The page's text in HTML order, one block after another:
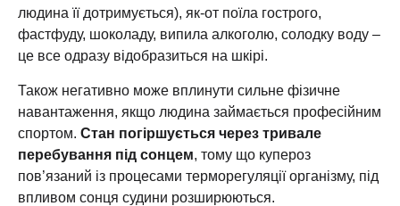
людина її дотримується), як-от поїла гострого,
фастфуду, шоколаду, випила алкоголю, солодку воду –
це все одразу відобразиться на шкірі.
Також негативно може вплинути сильне фізичне
навантаження, якщо людина займається професійним
спортом. Стан погіршується через тривале
перебування під сонцем , тому що купероз
пов’язаний із процесами терморегуляції організму, під
впливом сонця судини розширюються.